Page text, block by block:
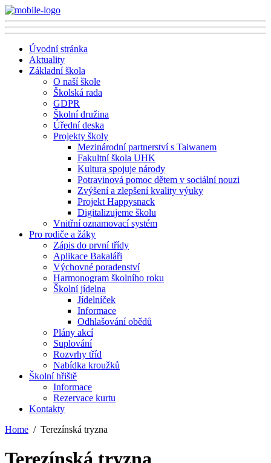
Úvodní stránka
Aktuality
Základní škola
O naší škole
Školská rada
GDPR
Školní družina
Úřední deska
Projekty školy
Mezinárodní partnerství s Taiwanem
Fakultní škola UHK
Kultura spojuje národy
Potravinová pomoc dětem v sociální nouzi
Zvýšení a zlepšení kvality výuky
Projekt Happysnack
Digitalizujeme školu
Vnitřní oznamovací systém
Pro rodiče a žáky
Zápis do první třídy
Aplikace Bakaláři
Výchovné poradenství
Harmonogram školního roku
Školní jídelna
Jídelníček
Informace
Odhlašování obědů
Plány akcí
Suplování
Rozvrhy tříd
Nabídka kroužků
Školní hřiště
Informace
Rezervace kurtu
Kontakty
Home
Terezínská tryzna